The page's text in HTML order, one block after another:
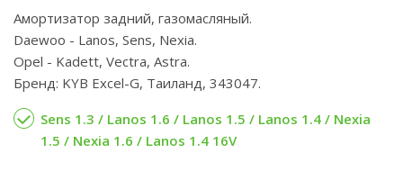
Амортизатор задний, газомасляный.
Daewoo - Lanos, Sens, Nexia.
Opel - Kadett, Vectra, Astra.
Бренд: KYB Excel-G, Таиланд, 343047.
Sens 1.3 / Lanos 1.6 / Lanos 1.5 / Lanos 1.4 / Nexia
1.5 / Nexia 1.6 / Lanos 1.4 16V